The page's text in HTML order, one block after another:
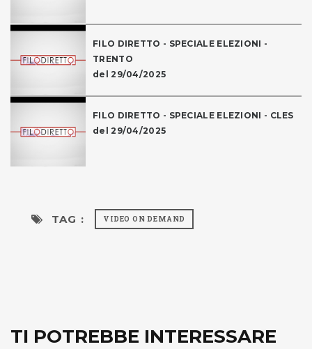
FILO DIRETTO - SPECIALE ELEZIONI -
TRENTO
del 29/04/2025
FILO DIRETTO - SPECIALE ELEZIONI - CLES
del 29/04/2025
TAG : VIDEO ON DEMAND
TI POTREBBE INTERESSARE